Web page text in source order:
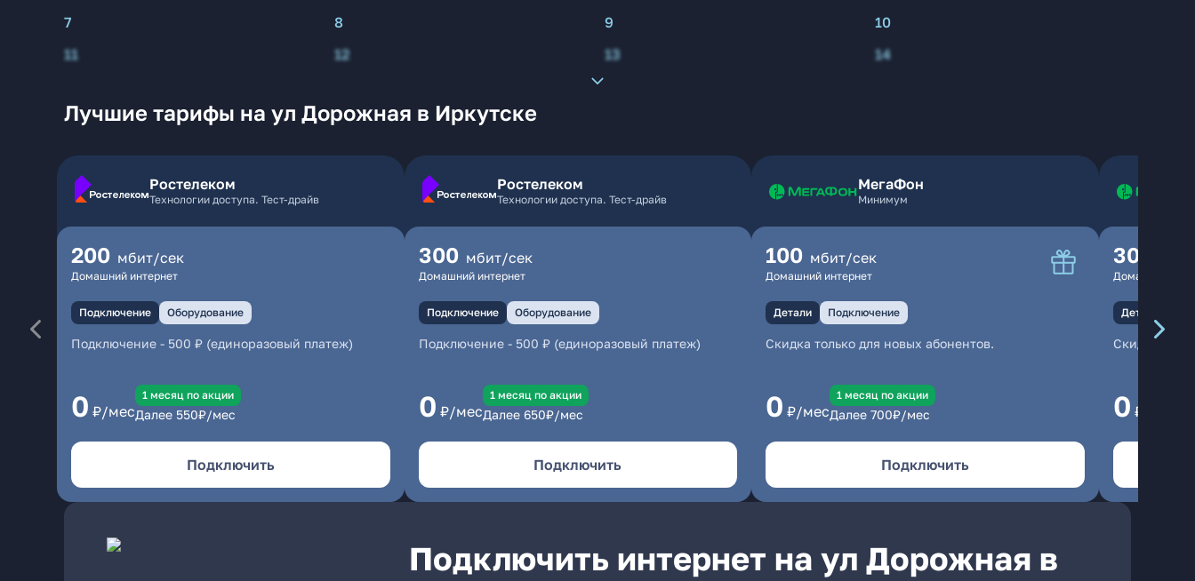
7
8 9
10
11
12 13 14
Лучшие тарифы на ул Дорожная в Иркутске
Ростелеком
Технологии доступа. Тест-драйв
200 мбит/сек
Домашний интернет
Подключение Оборудование
Подключение - 500 ₽ (единоразовый платеж)
0 ₽/мес
1 месяц по акции
Далее 550₽/мес
Подключить
Ростелеком
Технологии доступа. Тест-драйв
300 мбит/сек
Домашний интернет
Подключение Оборудование
Подключение- 500 ₽ (единоразовый платеж)
0 ₽/мес
1 месяц по акции
Далее 650₽/мес
Подключить
МегаФон
Минимум
100 мбит/сек
Домашний интернет
Детали Подключение
Скидка только для новых абонентов.
0 ₽/мес
1 месяц по акции
Далее 700₽/мес
Подключить
300
Домашний
Детали
Скидка
0 ₽/мес
Подключить интернет на ул Дорожная в